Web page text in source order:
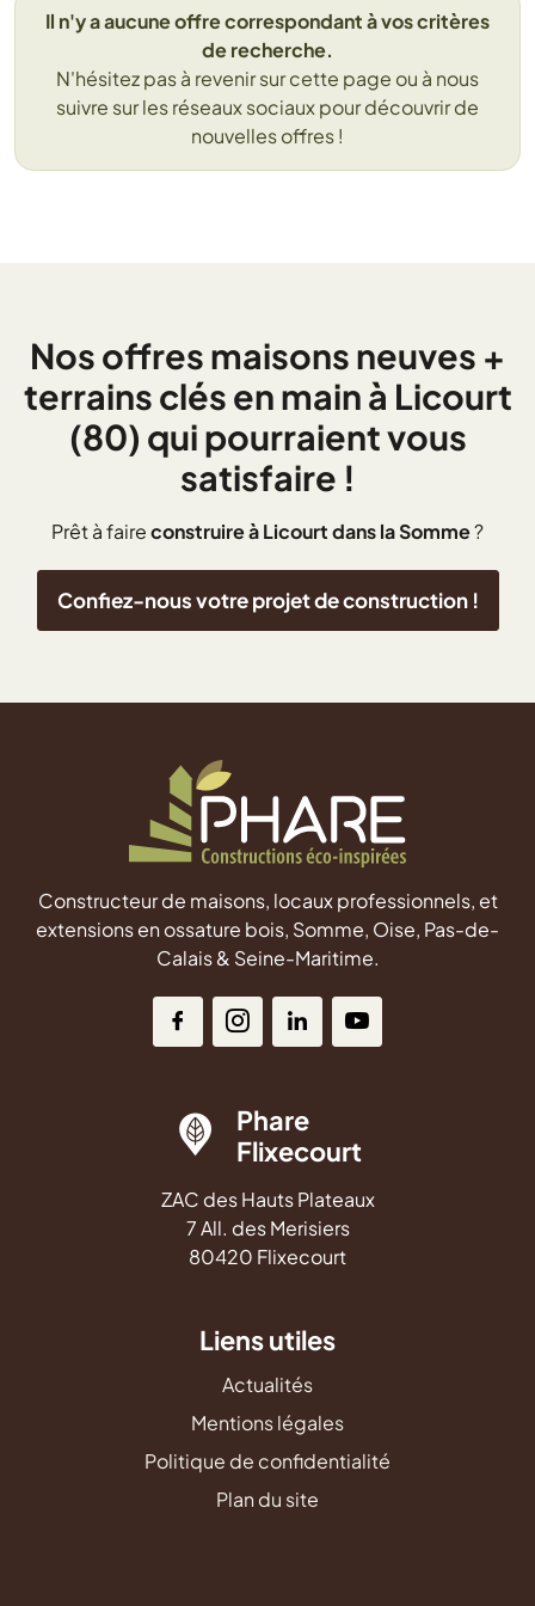
Il n'y a aucune offre correspondant à vos critères
de recherche.
N'hésitez pas à revenir sur cette page ou à nous
suivre sur les réseaux sociaux pour découvrir de
nouvelles offres !
Nos offres maisons neuves +
terrains clés en main à Licourt
(80) qui pourraient vous
satisfaire !
Prêt à faireconstruire à Licourt dans la Somme?
Confiez-nous votre projet de construction !
Constructeur de maisons, locaux professionnels, et
extensions en ossature bois, Somme, Oise, Pas-de-
Calais & Seine-Maritime.
Phare
Flixecourt
ZAC des Hauts Plateaux
7 All. des Merisiers
80420 Flixecourt
Liens utiles
Actualités
Mentions légales
Politique de confidentialité
Plan du site